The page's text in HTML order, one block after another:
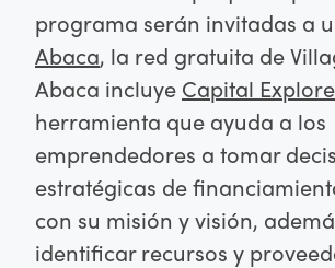
programa serán invitadas a
Abaca, la red gratuita de
Abaca incluye Capital
herramienta que ayuda a los
emprendedores a tomar
estratégicas de
con su misión y visión,
identificar recursos y